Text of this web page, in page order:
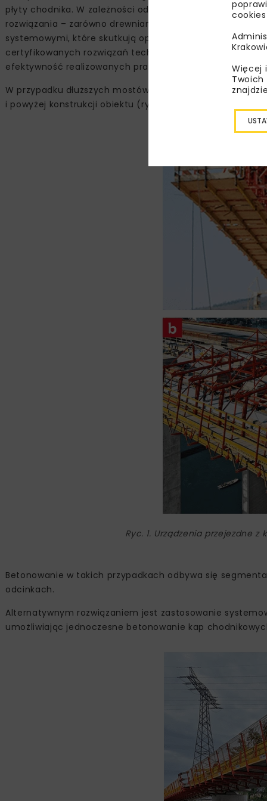
płyty chodnika. W zależności od geometrii i rodzaju
rozwiązania – zarówno drewniane, jak i stalowe.
systemowymi, które skutkują optymalizacją robót oraz
certyfikowanych rozwiązań technicznych firmy
efektywność realizowanych prac.
W przypadku dłuższych mostów często stosuje się
i powyżej konstrukcji obiektu (ryc. 1).
Ryc. 1. Urządzenia przejezdne
Betonowanie w takich przypadkach odbywa się
odcinkach.
Alternatywnym rozwiązaniem jest zastosowanie
umożliwiając jednoczesne betonowanie kap
Więcej